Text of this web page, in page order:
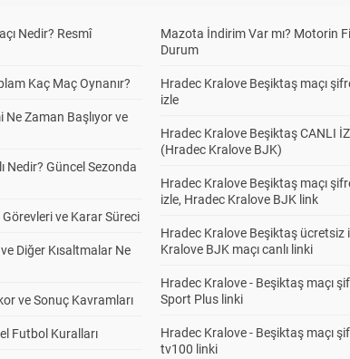
Nedir? Resmî
Kaç Maç Oynanır?
Zaman Başlıyor ve
Nedir? Güncel Sezonda
Görevleri ve Karar Süreci
Diğer Kısaltmalar Ne
ve Sonuç Kavramları
Futbol Kuralları
Mazota İndirim Var mı? Motorin
Durum
Hradec Kralove Beşiktaş maçı
izle
Hradec Kralove Beşiktaş CANLI
(Hradec Kralove BJK)
Hradec Kralove Beşiktaş maçı
izle, Hradec Kralove BJK link
Hradec Kralove Beşiktaş ücretsiz
Kralove BJK maçı canlı linki
Hradec Kralove - Beşiktaş maçı
Sport Plus linki
Hradec Kralove - Beşiktaş maçı
tv100 linki